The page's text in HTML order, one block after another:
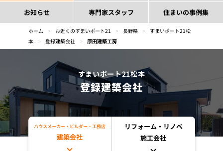
お知らせ
専門家スタッフ 住まいの事例集
ホーム > お近くのすまいポート21 > 長野県 >
すまいポート21松
本
> 登録建築会社 > 原田建築工房
すまいポート21松本
登録建築会社
ハウスメーカー・ビルダー・工務店
建築会社
リフォーム・リノベ
施工会社